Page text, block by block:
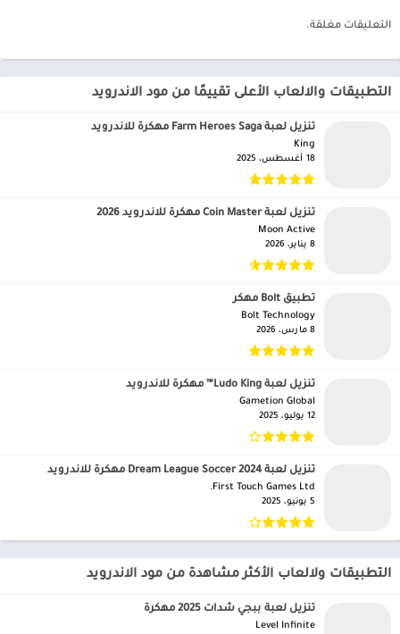
التعليقات مغلقة.
التطبيقات والالعاب الأعلى تقييمًا من مود الاندرويد
تنزيل لعبة Farm Heroes Saga مهكرة للاندرويد
King‏
18 أغسطس، 2025
تنزيل لعبة Coin Master مهكرة للاندرويد 2026
Moon Active‏
8 يناير، 2026
تطبيق Bolt مهكر
Bolt Technology‏
8 مارس، 2026
تنزيل لعبة Ludo King™ مهكرة للاندرويد
Gametion Global‏
12 يوليو، 2025
تنزيل لعبة Dream League Soccer 2024 مهكرة للاندرويد
First Touch Games Ltd.‏
5 يونيو، 2025
التطبيقات ولالعاب الأكثر مشاهدة من مود الاندرويد
تنزيل لعبة ببجي شدات 2025 مهكرة
Level Infinite‏